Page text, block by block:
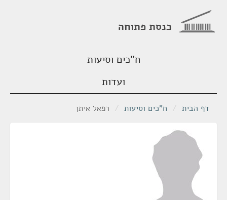
כנסת פתוחה
ח"כים וסיעות
ועדות
דף הבית / ח"כים וסיעות / רפאל איתן